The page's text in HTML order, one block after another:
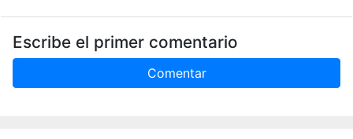
Escribe el primer comentario
Comentar